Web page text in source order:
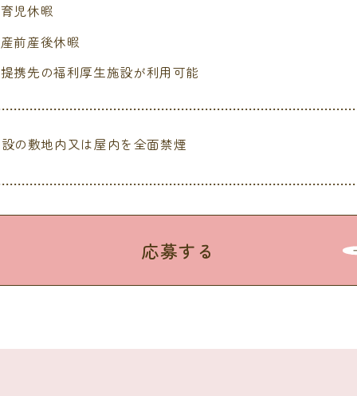
育児休暇
産前産後休暇
提携先の福利厚生施設が利用可能
の敷地内又は屋内を全面禁煙
応募する